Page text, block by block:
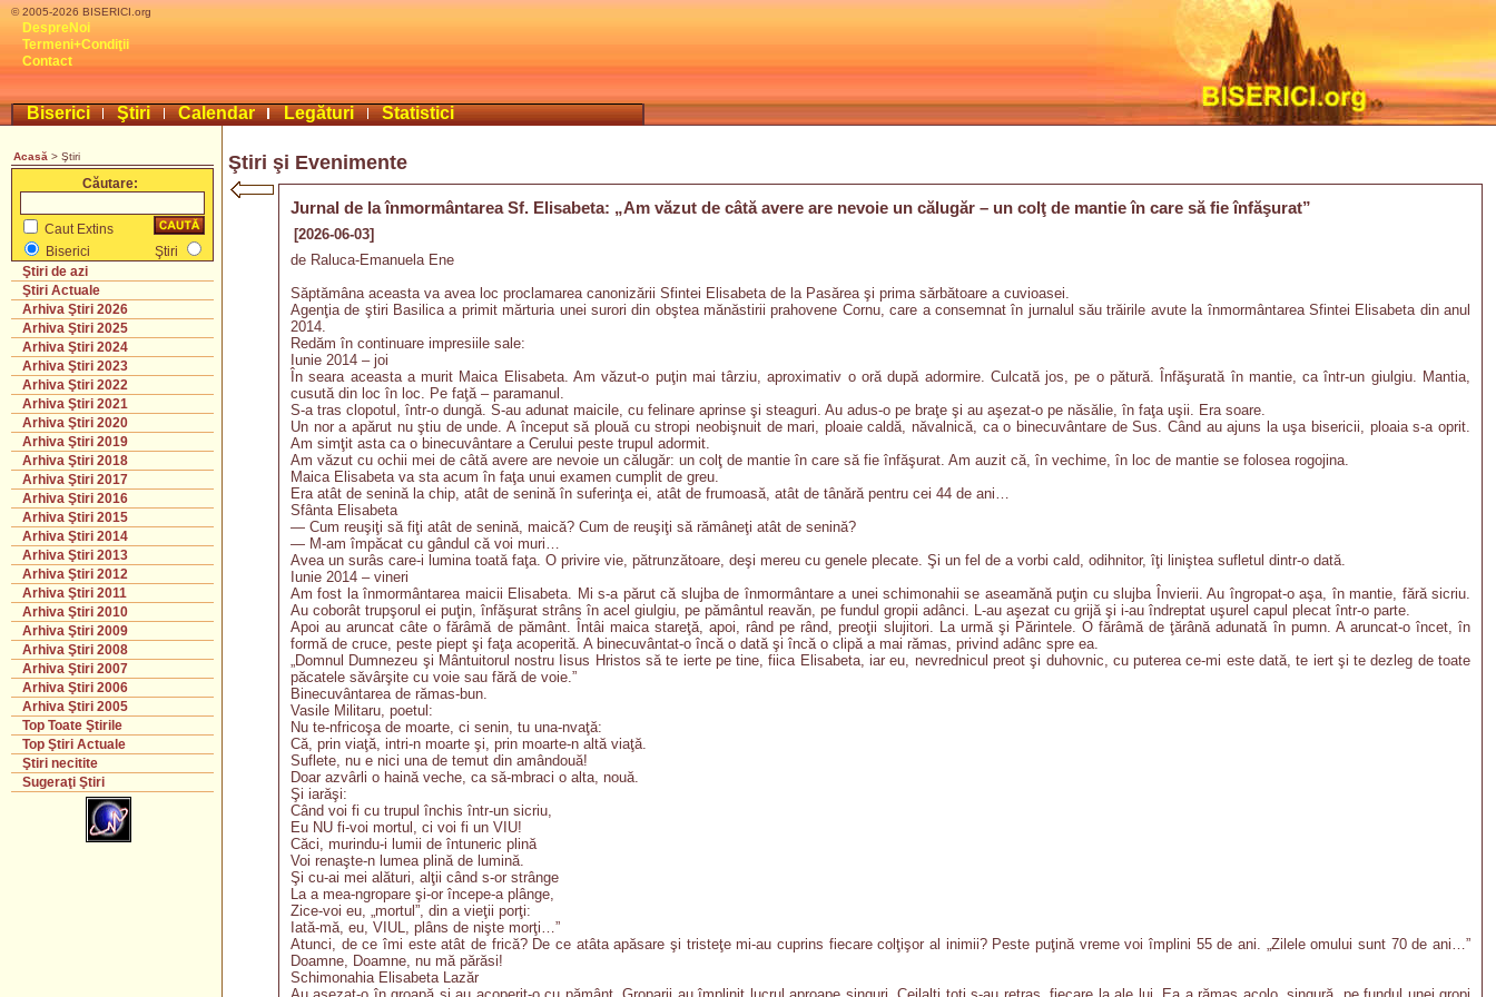
© 2005-2026 BISERICI.org
DespreNoi
Termeni+Condiţii
Contact
Biserici Ştiri Calendar Legături Statistici
Acasă > Ştiri
Căutare:
Caut Extins
Biserici
Ştiri
Ştiri de azi
Ştiri Actuale
Arhiva Ştiri 2026
Arhiva Ştiri 2025
Arhiva Ştiri 2024
Arhiva Ştiri 2023
Arhiva Ştiri 2022
Arhiva Ştiri 2021
Arhiva Ştiri 2020
Arhiva Ştiri 2019
Arhiva Ştiri 2018
Arhiva Ştiri 2017
Arhiva Ştiri 2016
Arhiva Ştiri 2015
Arhiva Ştiri 2014
Arhiva Ştiri 2013
Arhiva Ştiri 2012
Arhiva Ştiri 2011
Arhiva Ştiri 2010
Arhiva Ştiri 2009
Arhiva Ştiri 2008
Arhiva Ştiri 2007
Arhiva Ştiri 2006
Arhiva Ştiri 2005
Top Toate Ştirile
Top Ştiri Actuale
Ştiri necitite
Sugeraţi Ştiri
Ştiri şi Evenimente
Jurnal de la înmormântarea Sf. Elisabeta: „Am văzut de câtă avere are nevoie un călugăr – un colţ de mantie în care să fie înfăşurat”
[2026-06-03]
de Raluca-Emanuela Ene
Săptămâna aceasta va avea loc proclamarea canonizării Sfintei Elisabeta de la Pasărea şi prima sărbătoare a cuvioasei.
Agenţia de ştiri Basilica a primit mărturia unei surori din obştea mănăstirii prahovene Cornu, care a consemnat în jurnalul său trăirile avute la înmormântarea Sfintei Elisabeta din anul
2014.
Redăm în continuare impresiile sale:
Iunie 2014 – joi
În seara aceasta a murit Maica Elisabeta. Am văzut-o puţin mai târziu, aproximativ o oră după adormire. Culcată jos, pe o pătură. Înfăşurată în mantie, ca într-un giulgiu. Mantia,
cusută din loc în loc. Pe faţă – paramanul.
S-a tras clopotul, într-o dungă. S-au adunat maicile, cu felinare aprinse şi steaguri. Au adus-o pe braţe şi au aşezat-o pe năsălie, în faţa uşii. Era soare.
Un nor a apărut nu ştiu de unde. A început să plouă cu stropi neobişnuit de mari, ploaie caldă, năvalnică, ca o binecuvântare de Sus. Când au ajuns la uşa bisericii, ploaia s-a oprit.
Am simţit asta ca o binecuvântare a Cerului peste trupul adormit.
Am văzut cu ochii mei de câtă avere are nevoie un călugăr: un colţ de mantie în care să fie înfăşurat. Am auzit că, în vechime, în loc de mantie se folosea rogojina.
Maica Elisabeta va sta acum în faţa unui examen cumplit de greu.
Era atât de senină la chip, atât de senină în suferinţa ei, atât de frumoasă, atât de tânără pentru cei 44 de ani…
Sfânta Elisabeta
— Cum reuşiţi să fiţi atât de senină, maică? Cum de reuşiţi să rămâneţi atât de senină?
— M-am împăcat cu gândul că voi muri…
Avea un surâs care-i lumina toată faţa. O privire vie, pătrunzătoare, deşi mereu cu genele plecate. Şi un fel de a vorbi cald, odihnitor, îţi liniştea sufletul dintr-o dată.
Iunie 2014 – vineri
Am fost la înmormântarea maicii Elisabeta. Mi s-a părut că slujba de înmormântare a unei schimonahii se aseamănă puţin cu slujba Învierii. Au îngropat-o aşa, în mantie, fără sicriu.
Au coborât trupşorul ei puţin, înfăşurat strâns în acel giulgiu, pe pământul reavăn, pe fundul gropii adânci. L-au aşezat cu grijă şi i-au îndreptat uşurel capul plecat într-o parte.
Apoi au aruncat câte o fărâmă de pământ. Întâi maica stareţă, apoi, rând pe rând, preoţii slujitori. La urmă şi Părintele. O fărâmă de ţărână adunată în pumn. A aruncat-o încet, în
formă de cruce, peste piept şi faţa acoperită. A binecuvântat-o încă o dată şi încă o clipă a mai rămas, privind adânc spre ea.
„Domnul Dumnezeu şi Mântuitorul nostru Iisus Hristos să te ierte pe tine, fiica Elisabeta, iar eu, nevrednicul preot şi duhovnic, cu puterea ce-mi este dată, te iert şi te dezleg de toate
păcatele săvârşite cu voie sau fără de voie.”
Binecuvântarea de rămas-bun.
Vasile Militaru, poetul:
Nu te-nfricoşa de moarte, ci senin, tu una-nvaţă:
Că, prin viaţă, intri-n moarte şi, prin moarte-n altă viaţă.
Suflete, nu e nici una de temut din amândouă!
Doar azvârli o haină veche, ca să-mbraci o alta, nouă.
Şi iarăşi:
Când voi fi cu trupul închis într-un sicriu,
Eu NU fi-voi mortul, ci voi fi un VIU!
Căci, murindu-i lumii de întuneric plină
Voi renaşte-n lumea plină de lumină.
Şi cu-ai mei alături, alţii când s-or strânge
La a mea-ngropare şi-or începe-a plânge,
Zice-voi eu, „mortul”, din a vieţii porţi:
Iată-mă, eu, VIUL, plâns de nişte morţi…”
Atunci, de ce îmi este atât de frică? De ce atâta apăsare şi tristeţe mi-au cuprins fiecare colţişor al inimii? Peste puţină vreme voi împlini 55 de ani. „Zilele omului sunt 70 de ani…”
Doamne, Doamne, nu mă părăsi!
Schimonahia Elisabeta Lazăr